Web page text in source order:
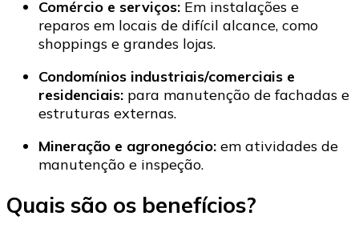
Comércio e serviços: Em instalações e
reparos em locais de difícil alcance, como
shoppings e grandes lojas.
Condomínios industriais/comerciais e
residenciais: para manutenção de fachadas e
estruturas externas.
Mineração e agronegócio: em atividades de
manutenção e inspeção.
Quais são os benefícios?